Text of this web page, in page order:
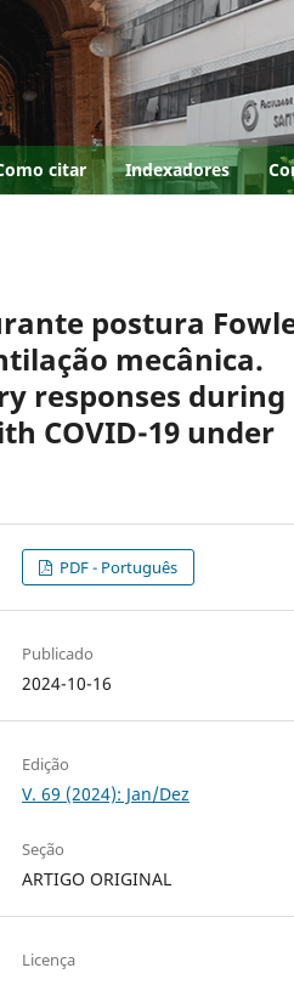
citar Indexadores
postura
mecânica.
responses during
COVID-19 under
PDF - Português
Publicado
2024-10-16
Edição
V. 69 (2024): Jan/Dez
Seção
ARTIGO ORIGINAL
Licença